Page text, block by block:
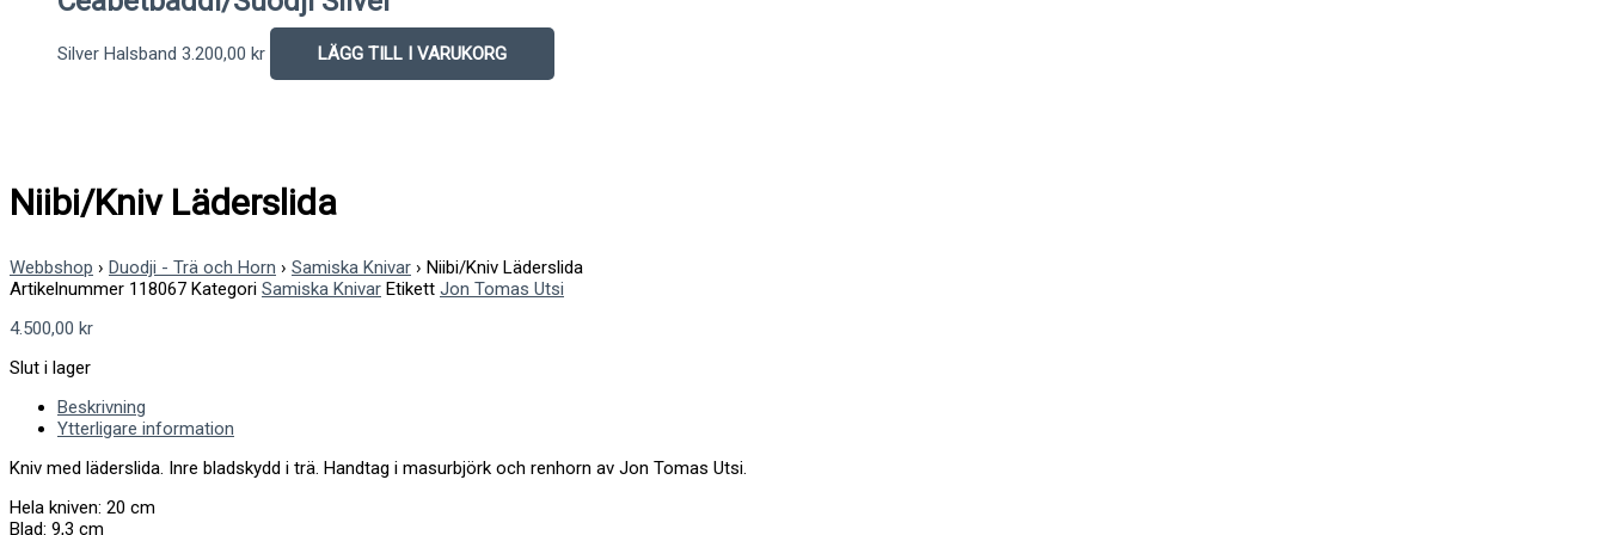
Silver Halsband 3.200,00 kr LÄGG TILL I VARUKORG
Niibi/Kniv Läderslida
Webbshop › Duodji - Trä och Horn › Samiska Knivar › Niibi/Kniv Läderslida
Artikelnummer 118067 Kategori Samiska Knivar Etikett Jon Tomas Utsi
4.500,00 kr
Slut i lager
Beskrivning
Ytterligare information
Kniv med läderslida. Inre bladskydd i trä. Handtag i masurbjörk och renhorn av Jon Tomas Utsi.
Hela kniven: 20 cm
Blad: 9,3 cm